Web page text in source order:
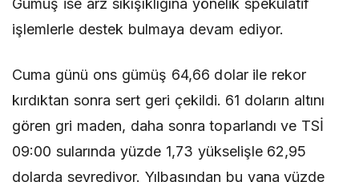
Gümüş ise arz sıkışıklığına yönelik spekülatif
işlemlerle destek bulmaya devam ediyor.
Cuma günü ons gümüş 64,66 dolar ile rekor
kırdıktan sonra sert geri çekildi. 61 doların altını
gören gri maden, daha sonra toparlandı ve TSİ
09:00 sularında yüzde 1,73 yükselişle 62,95
dolarda seyrediyor. Yılbaşından bu yana yüzde